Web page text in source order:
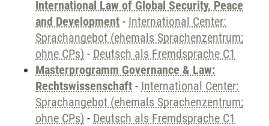
International Law of Global Security, Peace
and Development - International Center:
Sprachangebot (ehemals Sprachenzentrum;
ohne CPs) - Deutsch als Fremdsprache C1
Masterprogramm Governance & Law:
Rechtswissenschaft - International Center:
Sprachangebot (ehemals Sprachenzentrum;
ohne CPs) - Deutsch als Fremdsprache C1